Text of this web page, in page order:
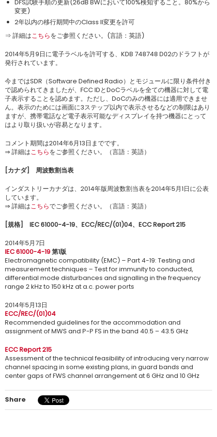
DFS試験手順の更新(26dB BWにおいて100%検知すること。80%から
変更)
2年以内の移行期間中のClass II変更を許可
⇒ 詳細はこちらをご参照ください。(言語：英語)
2014年5月9日に電子ラベルを許可する、KDB 748748 D02のドラフトが
発行されています。
今まではSDR（Software Defined Radio）とモジュールに限り条件付き
で認められてきましたが、FCC IDとDoCラベルを全ての機器に対して電
子表示することを認めます。ただし、DoCのみの機器には適用できませ
ん。表示のためには画面に3ステップ以内で表示させるなどの制限はあり
ますが、携帯電話など電子表示可能なディスプレイを持つ機器にとって
はより取り扱いが容易となります。
コメント期間は2014年6月13日までです。
⇒ 詳細はこちらをご参照ください。（言語：英語）
[カナダ]
周波数割当表
インダストリーカナダは、2014年版周波数割当表を2014年5月1日に公表
しています。
⇒ 詳細はこちらでご参照ください。（言語：英語）
[規格] IEC 61000-4-19、 ECC/REC/(01)04、 ECC Report 215
2014年5月7日
IEC 61000-4-19第1版
Electromagnetic compatibility (EMC) – Part 4-19: Testing and
measurement techniques – Test for immunity to conducted,
differential mode disturbances and signalling in the frequency
range 2 kHz to 150 kHz at a.c. power ports
2014年5月13日
ECC/REC/(01)04
Recommended guidelines for the accommodation and
assignment of MWS and P-P FS in the band 40.5 – 43.5 GHz
ECC Report 215
Assessment of the technical feasibility of introducing very narrow
channel spacing in some existing plans, in guard bands and
center gaps of FWS channel arrangement at 6 GHz and 10 GHz
Share